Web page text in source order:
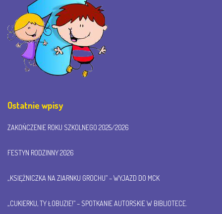
n
a
i
g
a
Ostatnie wpisy
ZAKOŃCZENIE ROKU SZKOLNEGO 2025/2026
FESTYN RODZINNY 2026
„KSIĘŻNICZKA NA ZIARNKU GROCHU” – WYJAZD DO MCK
„CUKIERKU, TY ŁOBUZIE!” – SPOTKANIE AUTORSKIE W BIBLIOTECE.